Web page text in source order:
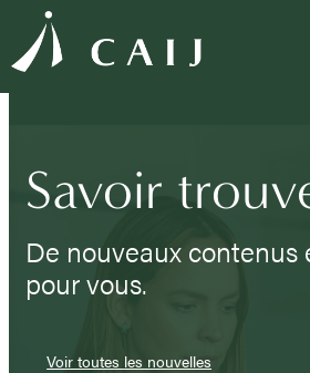
Savoir
De nouveaux contenus
pour vous.
Voir toutes les nouvelles